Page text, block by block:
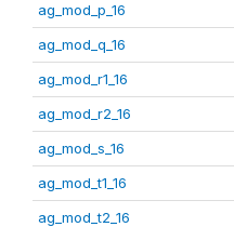
ag_mod_p_16
ag_mod_q_16
ag_mod_r1_16
ag_mod_r2_16
ag_mod_s_16
ag_mod_t1_16
ag_mod_t2_16